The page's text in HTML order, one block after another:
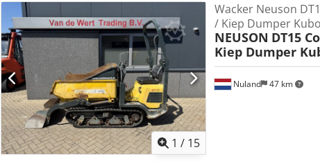
de A12-snelweg, dichtbij de haven van Antwerpen.
8.30 tot 19.00 uur.
1 / 15
Nuland 47 km
Wacker Neuson
/ Kiep Dumper
NEUSON DT15
Kiep Dumper